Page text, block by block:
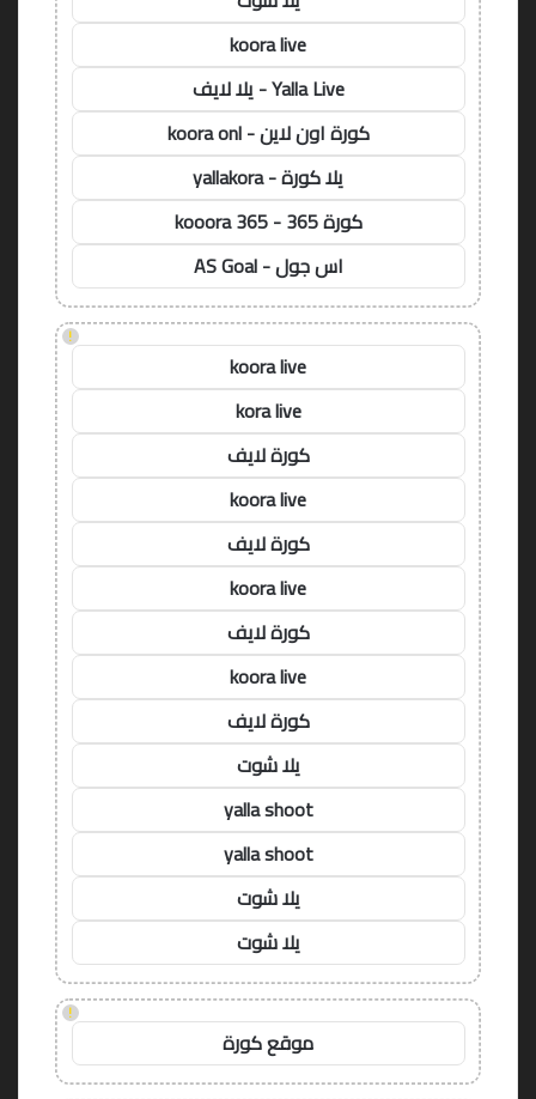
koora live
Yalla Live - يلا لايف
كورة اون لاين - koora onl
يلا كورة - yallakora
كورة 365 - kooora 365
اس جول - AS Goal
!
koora live
kora live
كورة لايف
koora live
كورة لايف
koora live
كورة لايف
koora live
كورة لايف
يلا شوت
yalla shoot
yalla shoot
يلا شوت
يلا شوت
!
موقع كورة